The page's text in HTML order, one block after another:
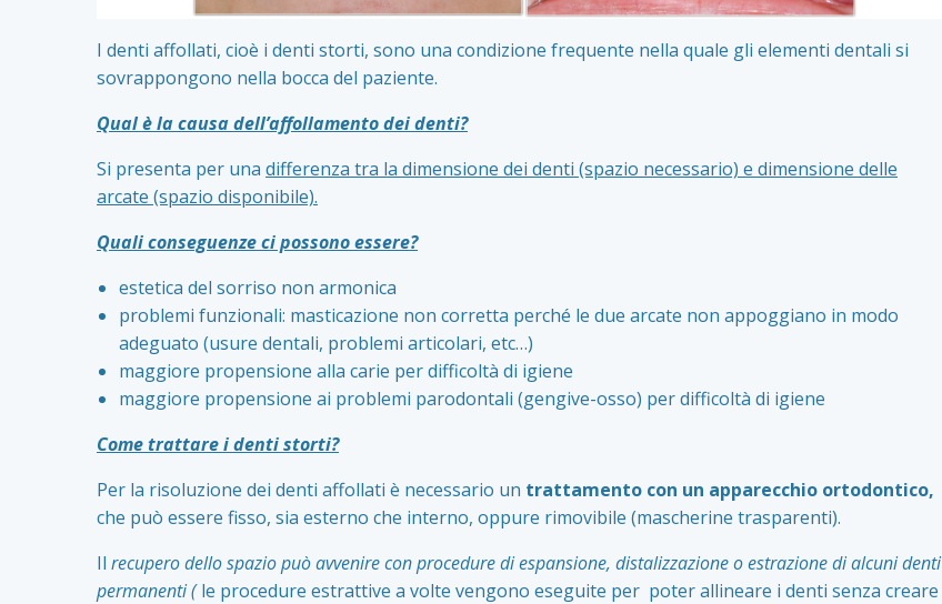
I denti affollati, cioè i denti storti, sono una condizione frequente nella quale gli elementi dentali si
sovrappongono nella bocca del paziente.
Qual è la causa dell’affollamento dei denti?
Si presenta per una differenza tra la dimensione dei denti (spazio necessario) e dimensione delle
arcate (spazio disponibile).
Quali conseguenze ci possono essere?
estetica del sorriso non armonica
problemi funzionali: masticazione non corretta perché le due arcate non appoggiano in modo
adeguato (usure dentali, problemi articolari, etc…)
maggiore propensione alla carie per difficoltà di igiene
maggiore propensione ai problemi parodontali (gengive-osso) per difficoltà di igiene
Come trattare i denti storti?
Per la risoluzione dei denti affollati è necessario un trattamento con un apparecchio ortodontico,
che può essere fisso, sia esterno che interno, oppure rimovibile (mascherine trasparenti).
Il recupero dello spazio può avvenire con procedure di espansione, distalizzazione o estrazione di alcuni denti
permanenti (le procedure estrattive a volte vengono eseguite per poter allineare i denti senza creare